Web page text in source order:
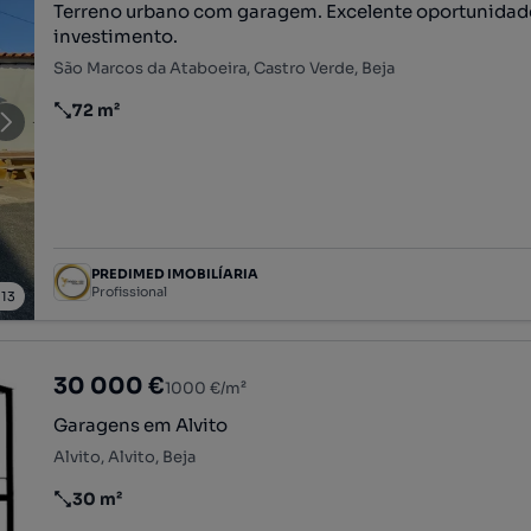
13
Terreno urbano com garagem. Excelente
investimento.
São Marcos da Ataboeira, Castro Verde, Beja
Preço por metro quadrado
72 m²
PREDIMED IMOBILÍARIA
Profissional
30 000 €1000 €/m²
Garagens em Alvito
Alvito, Alvito, Beja
Preço por metro quadrado
30 m²